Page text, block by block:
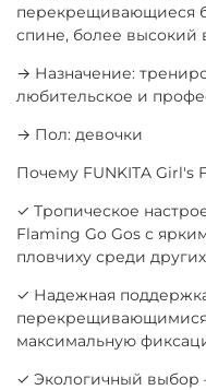
перекрещивающиеся
спине, более высокий
→ Назначение:
любительское и
→ Пол: девочки
Почему FUNKITA Girl's
✓ Тропическое
Flaming Go Gos с
пловчиху среди
✓ Надежная
перекрещивающимися
максимальную
✓ Экологичный выбор